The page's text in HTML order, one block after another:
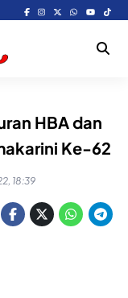
HBA dan
Ke-62
18:39